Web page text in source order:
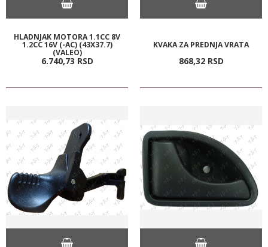
HLADNJAK MOTORA 1.1CC 8V
1.2CC 16V (-AC) (43X37.7)
(VALEO)
6.740,73 RSD
KVAKA ZA PREDNJA VRATA
868,32 RSD